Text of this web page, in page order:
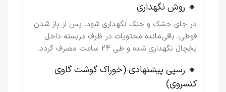
🔸 روش نگهداری
در جای خشک و خنک نگهداری شود. پس از باز شدن
قوطی، باقی‌مانده محتویات در ظرف دربسته داخل
یخچال نگهداری شده و طی 24 ساعت مصرف گردد.
🔸 رسپی پیشنهادی (خوراک گوشت گاوی
کنسروی)